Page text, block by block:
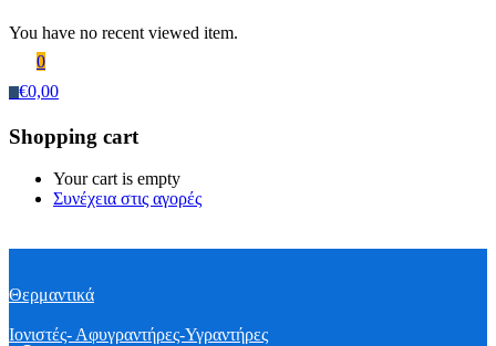
You have no recent viewed item.
0
€0,00
Shopping cart
Your cart is empty
Συνέχεια στις αγορές
Θερμαντικά
Ιονιστές- Αφυγραντήρες-Υγραντήρες